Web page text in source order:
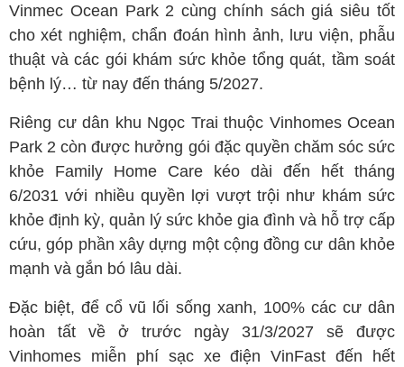
Vinmec Ocean Park 2 cùng chính sách giá siêu tốt
cho xét nghiệm, chẩn đoán hình ảnh, lưu viện, phẫu
thuật và các gói khám sức khỏe tổng quát, tầm soát
bệnh lý… từ nay đến tháng 5/2027.
Riêng cư dân khu Ngọc Trai thuộc Vinhomes Ocean
Park 2 còn được hưởng gói đặc quyền chăm sóc sức
khỏe Family Home Care kéo dài đến hết tháng
6/2031 với nhiều quyền lợi vượt trội như khám sức
khỏe định kỳ, quản lý sức khỏe gia đình và hỗ trợ cấp
cứu, góp phần xây dựng một cộng đồng cư dân khỏe
mạnh và gắn bó lâu dài.
Đặc biệt, để cổ vũ lối sống xanh, 100% các cư dân
hoàn tất về ở trước ngày 31/3/2027 sẽ được
Vinhomes miễn phí sạc xe điện VinFast đến hết